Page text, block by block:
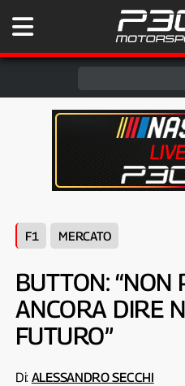
F1 MERCATO
BUTTON: “NON
ANCORA DIRE
FUTURO”
Di: ALESSANDRO SECCHI